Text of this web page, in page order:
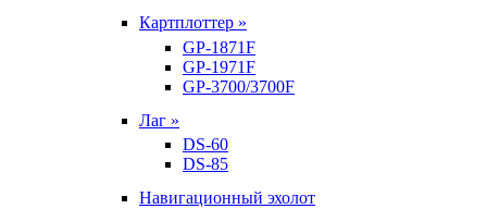
Картплоттер »
GP-1871F
GP-1971F
GP-3700/3700F
Лаг »
DS-60
DS-85
Навигационный эхолот